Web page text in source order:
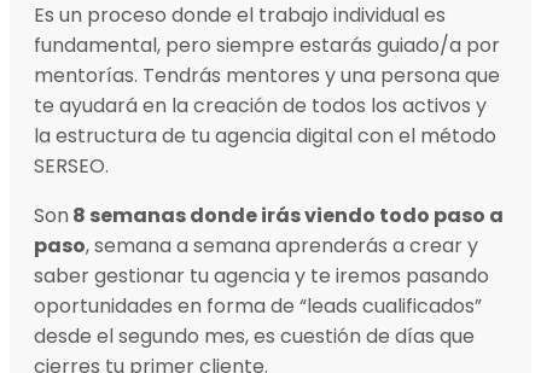
Es un proceso donde el trabajo individual es
fundamental, pero siempre estarás guiado/a por
mentorías. Tendrás mentores y una persona que
te ayudará en la creación de todos los activos y
la estructura de tu agencia digital con el método
SERSEO.
Son 8 semanas donde irás viendo todo paso a
paso, semana a semana aprenderás a crear y
saber gestionar tu agencia y te iremos pasando
oportunidades en forma de “leads cualificados”
desde el segundo mes, es cuestión de días que
cierres tu primer cliente.